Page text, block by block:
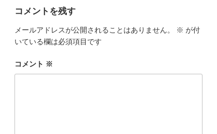
コメントを残す
メールアドレスが公開されることはありません。 ※ が付
いている欄は必須項目です
コメント ※